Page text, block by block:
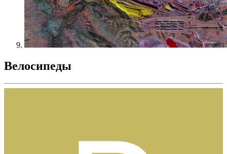
Велосипеды